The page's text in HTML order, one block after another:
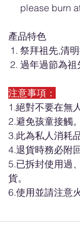
please burn
產品特色
祭拜祖先,清
過年過節為
注意事項：
1.絕對不要在無
2.避免孩童接觸。
3.此為私人消耗
4.退貨時務必附
5.已拆封使用過
貨。
6.使用並請注意火